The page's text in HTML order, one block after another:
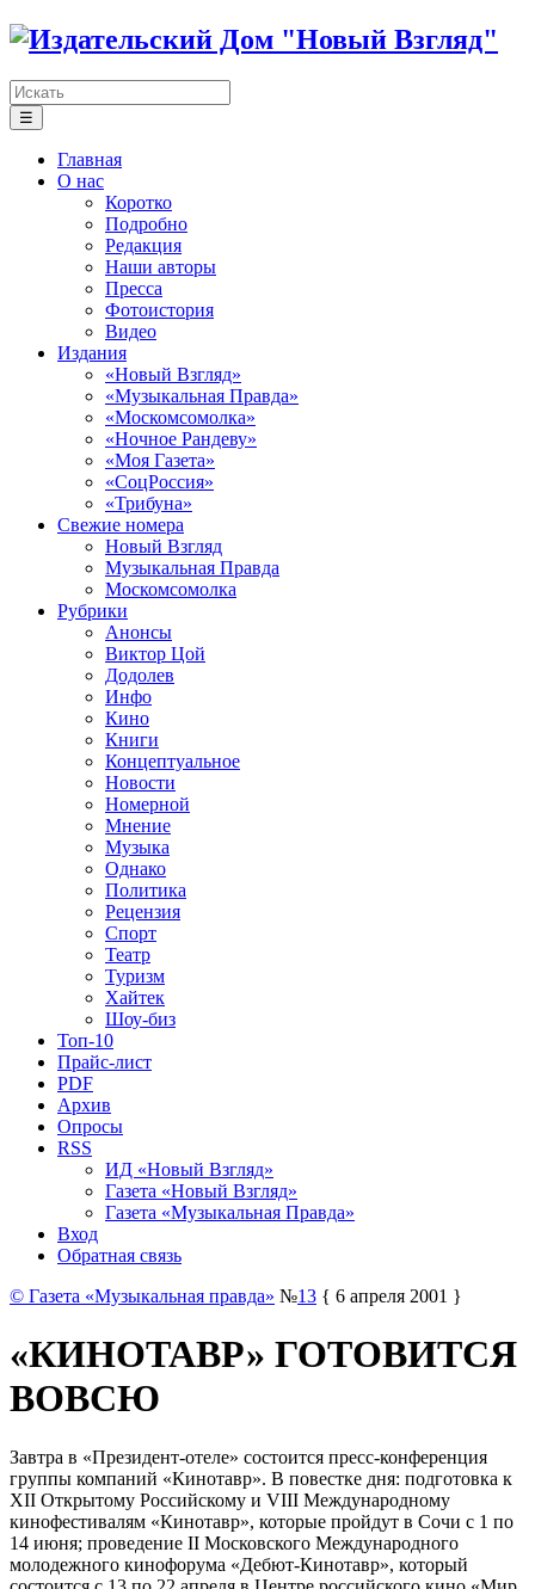
☰
Главная
О нас
Коротко
Подробно
Редакция
Наши авторы
Пресса
Фотоистория
Видео
Издания
«Новый Взгляд»
«Музыкальная Правда»
«Москомсомолка»
«Ночное Рандеву»
«Моя Газета»
«СоцРоссия»
«Трибуна»
Свежие номера
Новый Взгляд
Музыкальная Правда
Москомсомолка
Рубрики
Анонсы
Виктор Цой
Додолев
Инфо
Кино
Книги
Концептуальное
Новости
Номерной
Мнение
Музыка
Однако
Политика
Рецензия
Спорт
Театр
Туризм
Хайтек
Шоу-биз
Топ-10
Прайс-лист
PDF
Архив
Опросы
RSS
ИД «Новый Взгляд»
Газета «Новый Взгляд»
Газета «Музыкальная Правда»
Вход
Обратная связь
© Газета «Музыкальная правда» №13 { 6 апреля 2001 }
«КИНОТАВР» ГОТОВИТСЯ
ВОВСЮ
Завтра в «Президент-отеле» состоится пресс-конференция
группы компаний «Кинотавр». В повестке дня: подготовка к
XII Открытому Российскому и VIII Международному
кинофестивалям «Кинотавр», которые пройдут в Сочи с 1 по
14 июня; проведение II Московского Международного
молодежного кинофорума «Дебют-Кинотавр», который